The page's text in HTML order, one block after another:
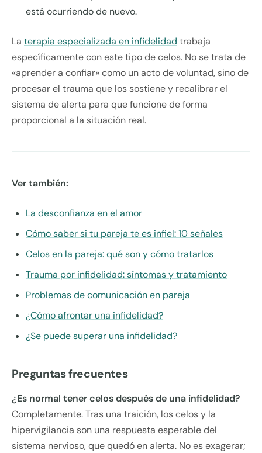
está ocurriendo de nuevo.
La terapia especializada en infidelidad trabaja
específicamente con este tipo de celos. No se trata de
«aprender a confiar» como un acto de voluntad, sino de
procesar el trauma que los sostiene y recalibrar el
sistema de alerta para que funcione de forma
proporcional a la situación real.
Ver también:
La desconfianza en el amor
Cómo saber si tu pareja te es infiel: 10 señales
Celos en la pareja: qué son y cómo tratarlos
Trauma por infidelidad: síntomas y tratamiento
Problemas de comunicación en pareja
¿Cómo afrontar una infidelidad?
¿Se puede superar una infidelidad?
Preguntas frecuentes
¿Es normal tener celos después de una infidelidad?
Completamente. Tras una traición, los celos y la
hipervigilancia son una respuesta esperable del
sistema nervioso, que quedó en alerta. No es exagerar;